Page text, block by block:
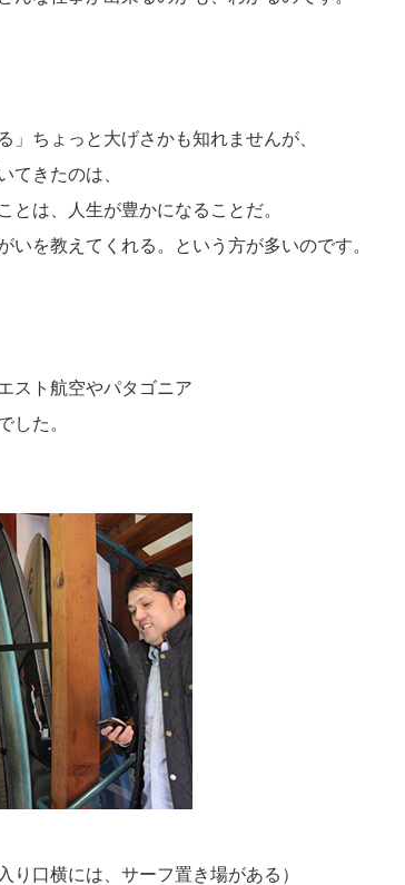
ちょっと大げさかも知れませんが、
きたのは、
は、人生が豊かになることだ。
を教えてくれる。という方が多いのです。
スト航空やパタゴニア
した。
り口横には、サーフ置き場がある）